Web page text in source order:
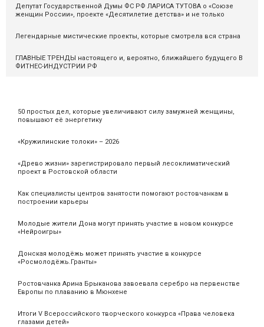
50 простых дел, которые увеличивают силу замужней женщины,
повышают её энергетику
«Кружилинские толоки» – 2026
«Древо жизни» зарегистрировало первый лесоклиматический
проект в Ростовской области
Как специалисты центров занятости помогают ростовчанкам в
построении карьеры
Молодые жители Дона могут принять участие в новом конкурсе
«Нейроигры»
Донская молодёжь может принять участие в конкурсе
«Росмолодёжь.Гранты»
Ростовчанка Арина Брыканова завоевала серебро на первенстве
Европы по плаванию в Мюнхене
Итоги V Всероссийского творческого конкурса «Права человека
глазами детей»
Депутат Государственной Думы ФС РФ ЛАРИСА ТУТОВА о «Союзе
женщин России», проекте «Десятилетие детства» и не только
Легендарные мистические проекты, которые смотрела вся страна
ГЛАВНЫЕ ТРЕНДЫ настоящего и, вероятно, ближайшего будущего В
ФИТНЕС-ИНДУСТРИИ РФ